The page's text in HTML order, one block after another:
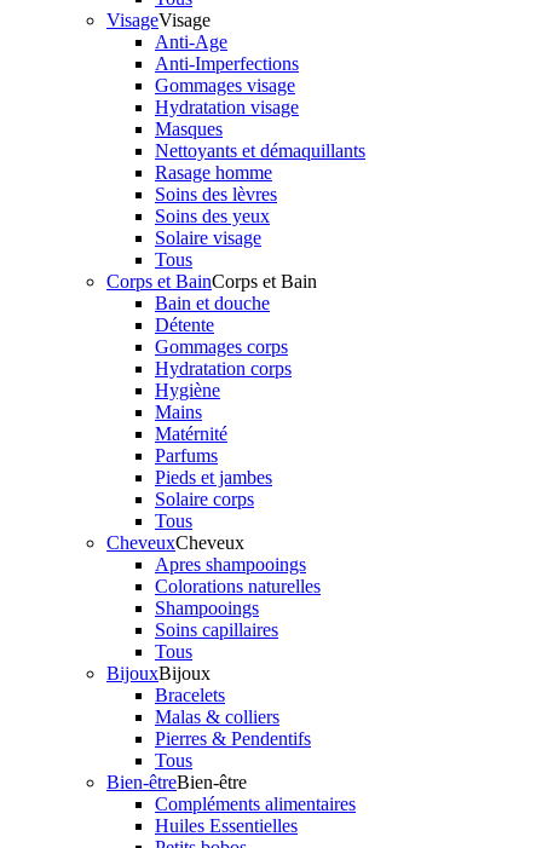
VisageVisage
Anti-Age
Anti-Imperfections
Gommages visage
Hydratation visage
Masques
Nettoyants et démaquillants
Rasage homme
Soins des lèvres
Soins des yeux
Solaire visage
Tous
Corps et BainCorps et Bain
Bain et douche
Détente
Gommages corps
Hydratation corps
Hygiène
Mains
Matérnité
Parfums
Pieds et jambes
Solaire corps
Tous
CheveuxCheveux
Apres shampooings
Colorations naturelles
Shampooings
Soins capillaires
Tous
BijouxBijoux
Bracelets
Malas & colliers
Pierres & Pendentifs
Tous
Bien-êtreBien-être
Compléments alimentaires
Huiles Essentielles